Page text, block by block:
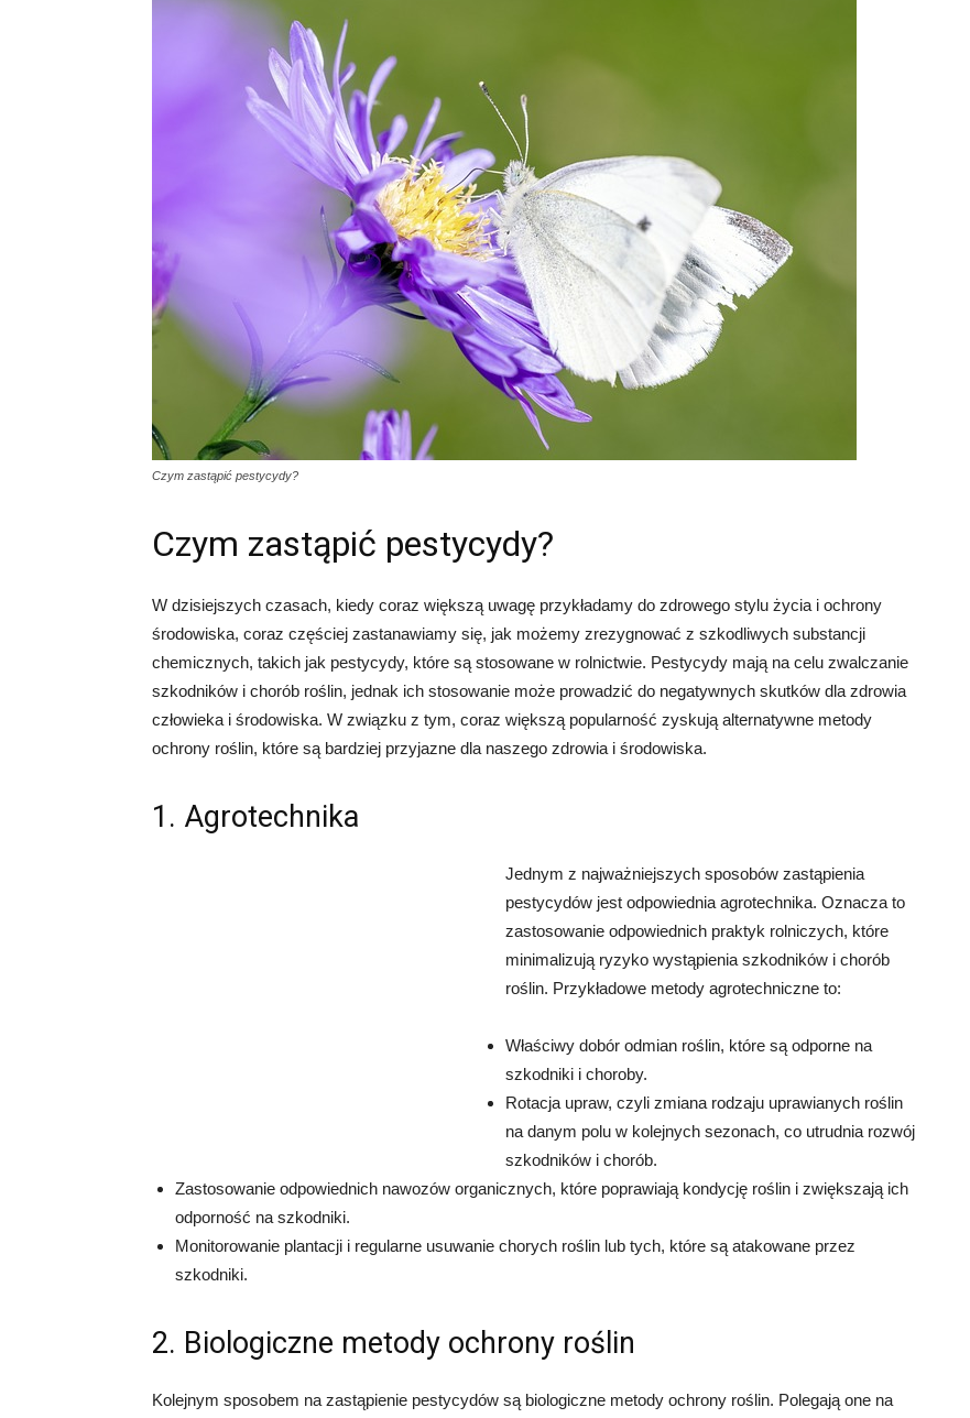
Czym zastąpić pestycydy?
Czym zastąpić pestycydy?
W dzisiejszych czasach, kiedy coraz większą uwagę przykładamy do zdrowego stylu życia i ochrony
środowiska, coraz częściej zastanawiamy się, jak możemy zrezygnować z szkodliwych substancji
chemicznych, takich jak pestycydy, które są stosowane w rolnictwie. Pestycydy mają na celu zwalczanie
szkodników i chorób roślin, jednak ich stosowanie może prowadzić do negatywnych skutków dla zdrowia
człowieka i środowiska. W związku z tym, coraz większą popularność zyskują alternatywne metody
ochrony roślin, które są bardziej przyjazne dla naszego zdrowia i środowiska.
1. Agrotechnika
Jednym z najważniejszych sposobów zastąpienia
pestycydów jest odpowiednia agrotechnika. Oznacza to
zastosowanie odpowiednich praktyk rolniczych, które
minimalizują ryzyko wystąpienia szkodników i chorób
roślin. Przykładowe metody agrotechniczne to:
Właściwy dobór odmian roślin, które są odporne na
szkodniki i choroby.
Rotacja upraw, czyli zmiana rodzaju uprawianych roślin
na danym polu w kolejnych sezonach, co utrudnia rozwój
szkodników i chorób.
Zastosowanie odpowiednich nawozów organicznych, które poprawiają kondycję roślin i zwiększają ich
odporność na szkodniki.
Monitorowanie plantacji i regularne usuwanie chorych roślin lub tych, które są atakowane przez
szkodniki.
2. Biologiczne metody ochrony roślin
Kolejnym sposobem na zastąpienie pestycydów są biologiczne metody ochrony roślin. Polegają one na